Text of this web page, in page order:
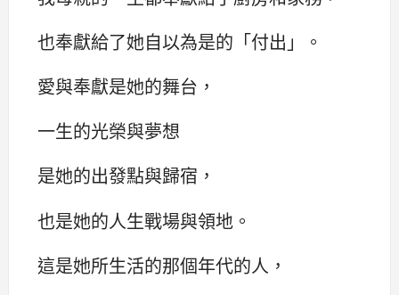
也奉獻給了她自以為是的「付出」。
愛與奉獻是她的舞台，
一生的光榮與夢想
是她的出發點與歸宿，
也是她的人生戰場與領地。
這是她所生活的那個年代的人，